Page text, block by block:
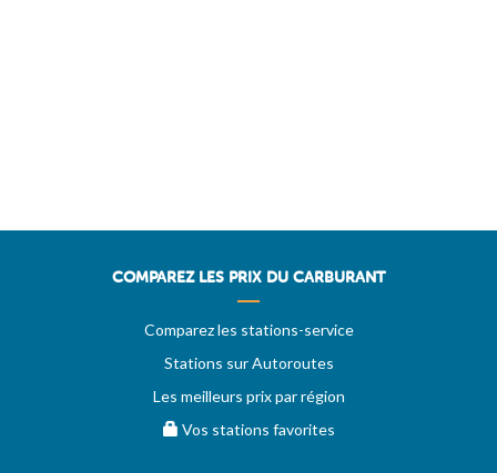
COMPAREZ LES PRIX DU CARBURANT
Comparez les stations-service
Stations sur Autoroutes
Les meilleurs prix par région
Vos stations favorites